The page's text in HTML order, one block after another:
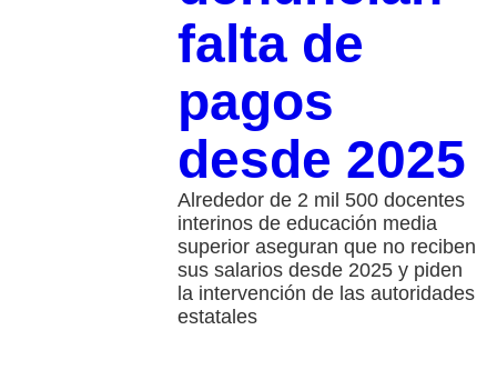
falta de
pagos
desde 2025
Alrededor de 2 mil 500 docentes
interinos de educación media
superior aseguran que no reciben
sus salarios desde 2025 y piden
la intervención de las autoridades
estatales